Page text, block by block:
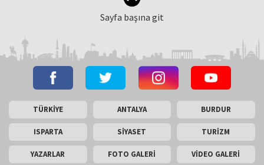
Sayfa başına git
TÜRKİYE ANTALYA BURDUR
ISPARTA SİYASET TURİZM
YAZARLAR FOTO GALERİ VİDEO GALERİ